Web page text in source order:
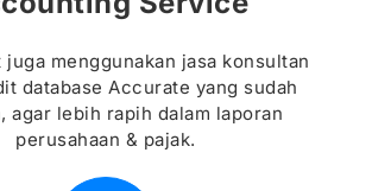
juga menggunakan jasa konsultan
database Accurate yang sudah
agar lebih rapih dalam laporan
perusahaan & pajak.